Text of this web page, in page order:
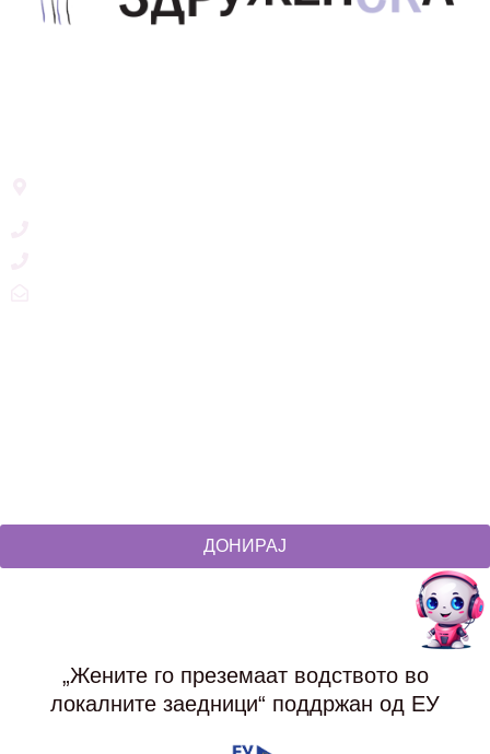
ДОНИРАЈ
„Жените го преземаат водството во
локалните заедници“ поддржан од ЕУ